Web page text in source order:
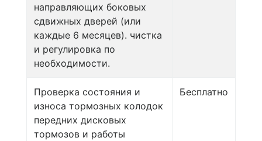
направляющих боковых
сдвижных дверей (или
каждые 6 месяцев). чистка
и регулировка по
необходимости.
Проверка состояния и
износа тормозных колодок
передних дисковых
тормозов и работы
Бесплатно